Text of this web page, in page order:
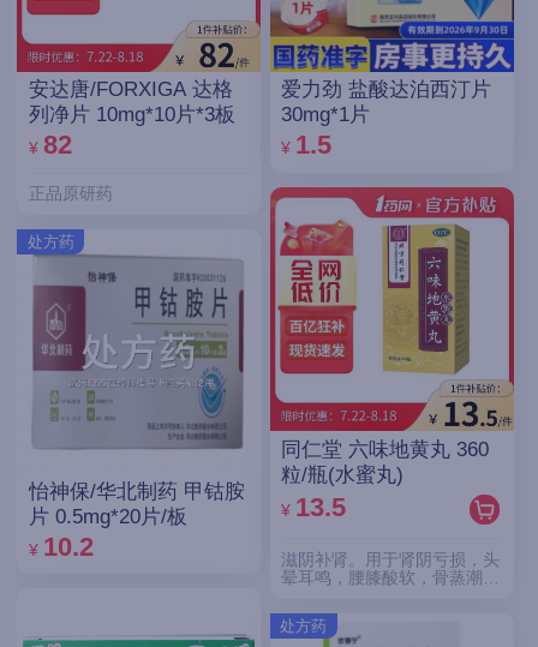
安达唐/FORXIGA 达格
列净片 10mg*10片*3板
¥ 82
正品原研药
处方药
怡神保/华北制药 甲钴胺
片 0.5mg*20片/板
¥ 10.2
爱力劲 盐酸达泊西汀片
30mg*1片
¥ 1.5
同仁堂 六味地黄丸 360
粒/瓶(水蜜丸)
¥ 13.5
滋阴补肾。用于肾阴亏损，头
晕耳鸣，腰膝酸软，骨蒸潮
处方药